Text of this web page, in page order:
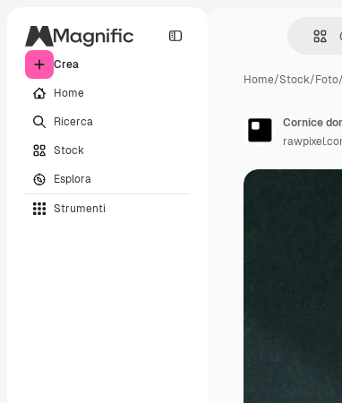
Crea
Home
Ricerca
Stock
Esplora
Strumenti
Home/Stock/Foto/
Cornice